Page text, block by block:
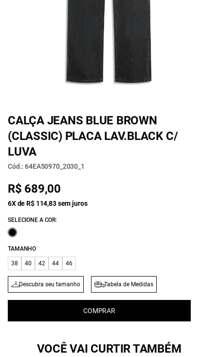
CALÇA JEANS BLUE BROWN
(CLASSIC) PLACA LAV.BLACK C/
LUVA
Cód.: 64EA50970_2030_1
R$ 689,00
6X de R$ 114,83 sem juros
SELECIONE A COR:
TAMANHO
38 40 42 44 46
Descubra seu tamanho Tabela de Medidas
COMPRAR
VOCÊ VAI CURTIR TAMBÉM